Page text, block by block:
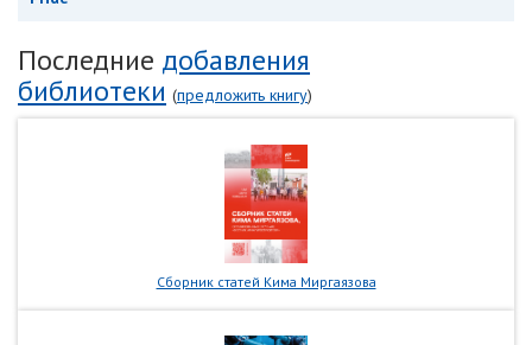
Последние добавления
библиотеки (предложить книгу)
Сборник статей Кима Миргаязова